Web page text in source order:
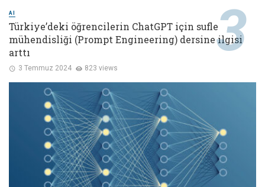
AI
Türkiye’deki öğrencilerin ChatGPT için sufle
mühendisliği (Prompt Engineering) dersine ilgisi
arttı
3 Temmuz 2024 823 views